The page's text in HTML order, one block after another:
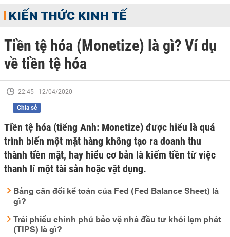
KIẾN THỨC KINH TẾ
Tiền tệ hóa (Monetize) là gì? Ví dụ
về tiền tệ hóa
22:45 | 12/04/2020
Chia sẻ
Tiền tệ hóa (tiếng Anh: Monetize) được hiểu là quá
trình biến một mặt hàng không tạo ra doanh thu
thành tiền mặt, hay hiểu cơ bản là kiếm tiền từ việc
thanh lí một tài sản hoặc vật dụng.
Bảng cân đối kế toán của Fed (Fed Balance Sheet) là
gì?
Trái phiếu chính phủ bảo vệ nhà đầu tư khỏi lạm phát
(TIPS) là gì?